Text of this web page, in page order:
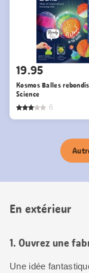
19.95
Kosmos Balles
Science
6
En extérieur
1. Ouvrez une
Une idée